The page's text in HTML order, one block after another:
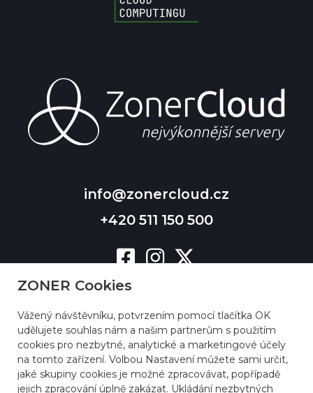
info@zonercloud.cz
+420 511 150 500
ZONER Cookies
Vážený návštěvníku, potvrzením pomocí tlačítka OK
udělujete souhlas nám a našim partnerům s použitím
cookies pro nezbytné, analytické a marketingové účely
na tomto zařízení. Volbou Nastavení můžete sami určit,
jaké skupiny cookies je možné zpracovávat, popřípadě
jejich zpracování úplně zakázat. Ukládání nezbytných